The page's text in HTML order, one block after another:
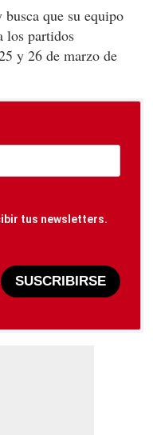
que su equipo
los partidos
y 26 de marzo de
tus newsletters.
SUSCRIBIRSE